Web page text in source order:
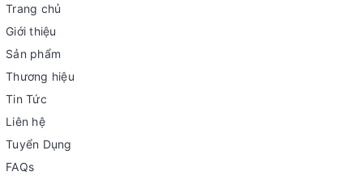
Trang chủ
Giới thiệu
Sản phẩm
Thương hiệu
Tin Tức
Liên hệ
Tuyển Dụng
FAQs